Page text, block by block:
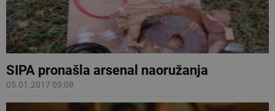
SIPA pronašla arsenal naoružanja
05.01.2017 09:09